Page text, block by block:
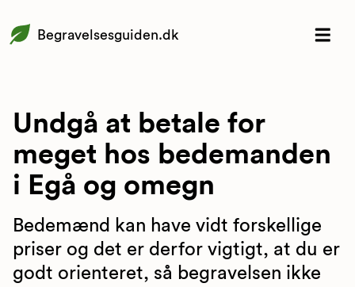
Begravelsesguiden.dk
Undgå at betale for
meget hos bedemanden
i Egå og omegn
Bedemænd kan have vidt forskellige
priser og det er derfor vigtigt, at du er
godt orienteret, så begravelsen ikke